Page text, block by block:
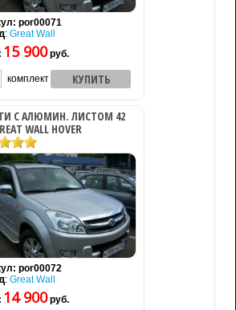
por00071
: Great Wall
15 900руб.
комплект
С АЛЮМИН. ЛИСТОМ 42
WALL HOVER
por00072
: Great Wall
14 900руб.